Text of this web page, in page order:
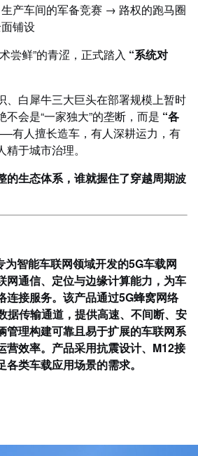
产车间的军备竞赛 → 路权的跑马圈
铺设
尝鲜”的青涩，正式踏入 “系统对
、白犀牛三大巨头在部署规模上暂时
会是“一家独大”的垄断，而是 “各
有人擅长造车，有人深耕运力，有
于城市治理。
的生态体系，谁就握住了穿越周期波
为智能车联网领域开发的5G车载网
网通信、定位与边缘计算能力，为车
连接服务。该产品通过5G蜂窝网络
据传输通道，提供高速、不间断、安
管理构建可靠且易于扩展的车联网系
营效率。产品采用抗震设计、M12接
类车载应用场景的需求。